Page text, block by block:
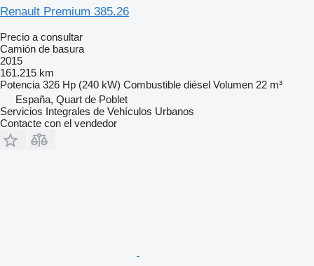
Renault Premium 385.26
Precio a consultar
Camión de basura
2015
161.215 km
Potencia 326 Hp (240 kW) Combustible diésel Volumen 22 m³
España, Quart de Poblet
Servicios Integrales de Vehículos Urbanos
Contacte con el vendedor